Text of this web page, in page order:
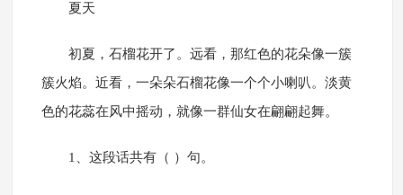
夏天
初夏，石榴花开了。远看，那红色的花朵像一簇
簇火焰。近看，一朵朵石榴花像一个个小喇叭。淡黄
色的花蕊在风中摇动，就像一群仙女在翩翩起舞。
1、这段话共有（ ）句。